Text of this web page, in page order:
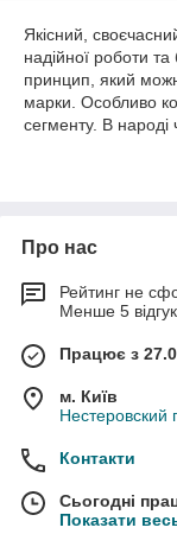
Якісний,
надійної роботи
принцип, який
марки. Особливо
сегменту. В народі
масло і все буде
керованість
відомих
пневмоподвесками
пневмобаллон
Спробуємо
пневмопідвіски, це
можуть бути як
A6C6, A6C7 і A7
пневмостойками.
пневмобалон на
магазині Airsus за
Про нас
Рейтинг не
Менше 5
Працює з
м. Київ
Нестеровский
Контакти
Сьогодні
Показати